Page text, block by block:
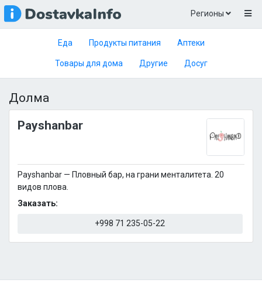
Регионы
Еда Продукты питания Аптеки
Товары для дома Другие Досуг
Долма
Payshanbar
Payshanbar — Пловный бар, на грани менталитета. 20
видов плова.
Заказать:
+998 71 235-05-22